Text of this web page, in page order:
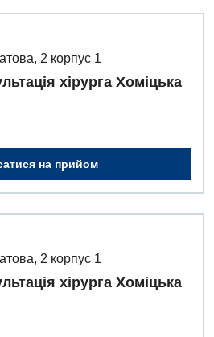
2 корпус 1
хірурга Хоміцька
на прийом
2 корпус 1
хірурга Хоміцька